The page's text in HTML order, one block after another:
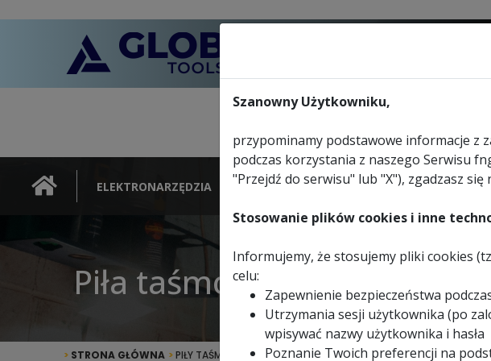
ELEKTRONARZĘDZIA NARZĘDZIA
URZĄDZENIA
Szanowny Użytkowniku,
przypominamy podstawowe informacje z
podczas korzystania z naszego Serwisu
"Przejdź do serwisu" lub "X"), zgadzasz się
Stosowanie plików cookies i inne
Informujemy, że stosujemy pliki cookies
celu:
Zapewnienie bezpieczeństwa
Utrzymania sesji użytkownika (po
wpisywać nazwy użytkownika i hasła
Poznanie Twoich preferencji na
Piła taśmowa bi-
> STRONA GŁÓWNA >PIŁY TAŚMOWE DO METALU